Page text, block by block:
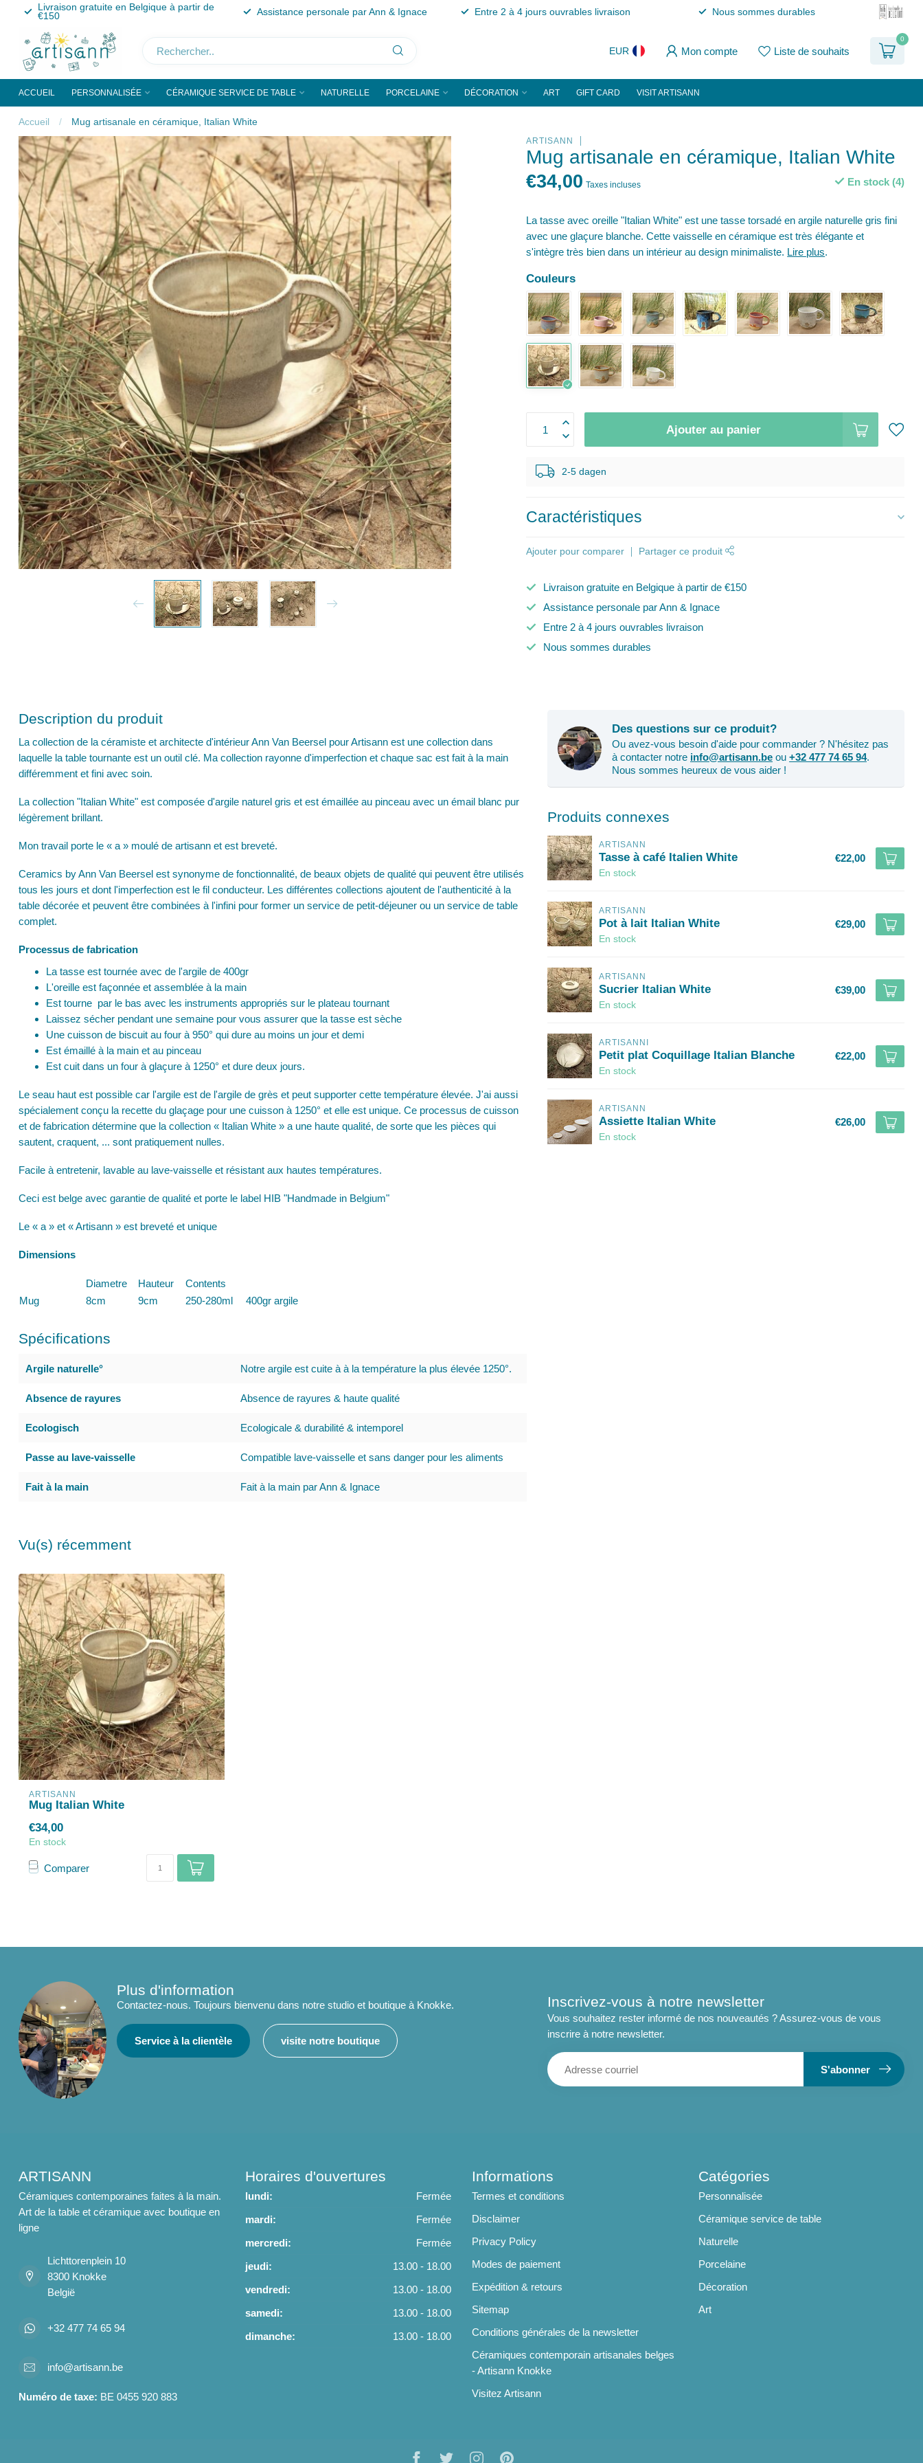
Livraison gratuite en Belgique à partir de
€150
Assistance personale par Ann & Ignace Entre 2 à 4 jours ouvrables livraison Nous sommes durables
EUR Mon compte Liste de souhaits
0
ACCUEIL PERSONNALISÉE CÉRAMIQUE SERVICE DE TABLE NATURELLE PORCELAINE DÉCORATION ART GIFT CARD VISIT ARTISANN
Accueil / Mug artisanale en céramique, Italian White
ARTISANN
Mug artisanale en céramique, Italian White
€34,00 Taxes incluses En stock (4)
La tasse avec oreille "Italian White" est une tasse torsadé en argile naturelle gris fini
avec une glaçure blanche. Cette vaisselle en céramique est très élégante et
s'intègre très bien dans un intérieur au design minimaliste. Lire plus.
Couleurs
Ajouter au panier
2-5 dagen
Caractéristiques
Ajouter pour comparer Partager ce produit
Livraison gratuite en Belgique à partir de €150
Assistance personale par Ann & Ignace
Entre 2 à 4 jours ouvrables livraison
Nous sommes durables
Description du produit
La collection de la céramiste et architecte d'intérieur Ann Van Beersel pour Artisann est une collection dans
laquelle la table tournante est un outil clé. Ma collection rayonne d'imperfection et chaque sac est fait à la main
différemment et fini avec soin.
La collection "Italian White" est composée d'argile naturel gris et est émaillée au pinceau avec un émail blanc pur
légèrement brillant.
Mon travail porte le « a » moulé de artisann et est breveté.
Ceramics by Ann Van Beersel est synonyme de fonctionnalité, de beaux objets de qualité qui peuvent être utilisés
tous les jours et dont l'imperfection est le fil conducteur. Les différentes collections ajoutent de l'authenticité à la
table décorée et peuvent être combinées à l'infini pour former un service de petit-déjeuner ou un service de table
complet.
Processus de fabrication
La tasse est tournée avec de l'argile de 400gr
L'oreille est façonnée et assemblée à la main
Est tourne par le bas avec les instruments appropriés sur le plateau tournant
Laissez sécher pendant une semaine pour vous assurer que la tasse est sèche
Une cuisson de biscuit au four à 950° qui dure au moins un jour et demi
Est émaillé à la main et au pinceau
Est cuit dans un four à glaçure à 1250° et dure deux jours.
Le seau haut est possible car l'argile est de l'argile de grès et peut supporter cette température élevée. J'ai aussi
spécialement conçu la recette du glaçage pour une cuisson à 1250° et elle est unique. Ce processus de cuisson
et de fabrication détermine que la collection « Italian White » a une haute qualité, de sorte que les pièces qui
sautent, craquent, ... sont pratiquement nulles.
Facile à entretenir, lavable au lave-vaisselle et résistant aux hautes températures.
Ceci est belge avec garantie de qualité et porte le label HIB "Handmade in Belgium"
Le « a » et « Artisann » est breveté et unique
Dimensions
Diametre Hauteur
Contents
Mug
8cm 9cm 250-280ml 400gr argile
Spécifications
Argile naturelle° Notre argile est cuite à à la température la plus élevée 1250°.
Absence de rayures Absence de rayures & haute qualité
Ecologisch Ecologicale & durabilité & intemporel
Passe au lave-vaisselle Compatible lave-vaisselle et sans danger pour les aliments
Fait à la main Fait à la main par Ann & Ignace
Des questions sur ce produit?
Ou avez-vous besoin d'aide pour commander ? N'hésitez pas
à contacter notre info@artisann.be ou +32 477 74 65 94.
Nous sommes heureux de vous aider !
Produits connexes
ARTISANN
Tasse à café Italien White
En stock
€22,00
ARTISANN
Pot à lait Italian White
En stock
€29,00
ARTISANN
Sucrier Italian White
En stock
€39,00
ARTISANNI
Petit plat Coquillage Italian Blanche
En stock
€22,00
ARTISANN
Assiette Italian White
En stock
€26,00
Vu(s) récemment
ARTISANN
Mug Italian White
€34,00
En stock
Comparer
Plus d'information
Contactez-nous. Toujours bienvenu dans notre studio et boutique à Knokke.
Service à la clientèle visite notre boutique
Inscrivez-vous à notre newsletter
Vous souhaitez rester informé de nos nouveautés ? Assurez-vous de vous
inscrire à notre newsletter.
S'abonner
ARTISANN
Céramiques contemporaines faites à la main.
Art de la table et céramique avec boutique en
ligne
Lichttorenplein 10
8300 Knokke
België
+32 477 74 65 94
info@artisann.be
Numéro de taxe: BE 0455 920 883
Horaires d'ouvertures
lundi:
Fermée
mardi:
Fermée
mercredi:
Fermée
jeudi:
13.00 - 18.00
vendredi:
13.00 - 18.00
samedi:
13.00 - 18.00
dimanche:
13.00 - 18.00
Informations
Termes et conditions
Disclaimer
Privacy Policy
Modes de paiement
Expédition & retours
Sitemap
Conditions générales de la newsletter
Céramiques contemporain artisanales belges
- Artisann Knokke
Visitez Artisann
Catégories
Personnalisée
Céramique service de table
Naturelle
Porcelaine
Décoration
Art